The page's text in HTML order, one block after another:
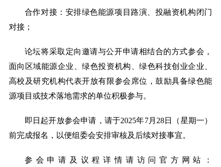
合作对接：安排绿色能源项目路演、投融资机构闭门
对接；
论坛将采取定向邀请与公开申请相结合的方式参会，
面向区域能源企业、绿色投资机构、绿色科技创业企业、
高校及研究机构代表开放有限参会席位，鼓励具备绿色能
源项目或技术落地需求的单位积极参与。
即日起开放参会申请，请于2025年7月28日（星期一）
前完成报名，以便组委会安排审核及后续对接事宜。
参会申请及议程详情请访问官方网站：